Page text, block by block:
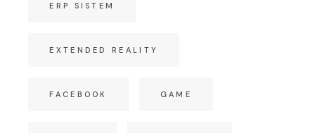
ERP SISTEM
EXTENDED REALITY
FACEBOOK GAME